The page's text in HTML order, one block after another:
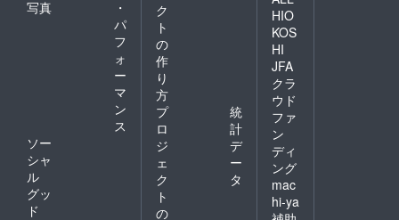
写真
・
パ
フ
ォ
ー
マ
ン
ス
ソー
シャ
ル
グッ
ド
ク
ト
の
作
り
方
プ
ロ
ジ
ェ
ク
ト
の
統
計
デ
ー
タ
HIO
KOS
HI
JFA
クラ
ウド
ファ
ン
ディ
ング
mac
hi-ya